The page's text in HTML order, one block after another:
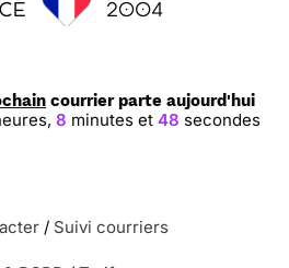
: Simple digne et un p)etit
courrier parte aujourd'hui
8 minutes et 48 secondes
/ Suivi courriers